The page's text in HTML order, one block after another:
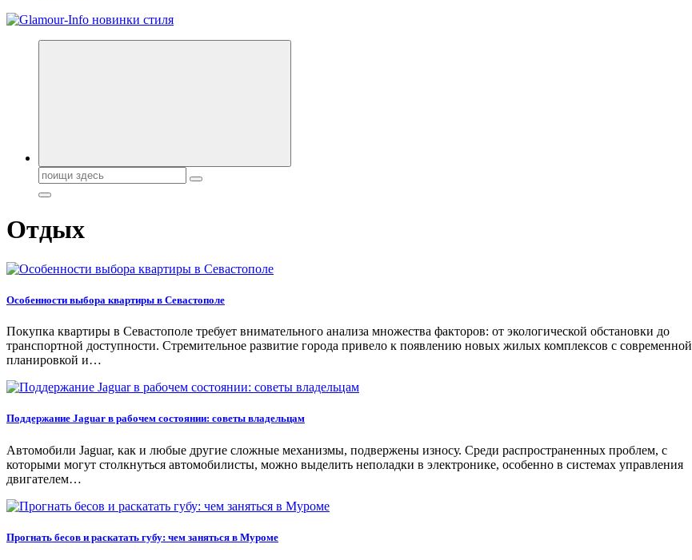
Секреты молодости, красоты и долголетия. Гламурный журнал Всё для женщин
Поиск:
Отдых
Особенности выбора квартиры в Севастополе
Покупка квартиры в Севастополе требует внимательного анализа множества факторов: от экологической обстановки до
транспортной доступности. Стремительное развитие города привело к появлению новых жилых комплексов с современной
планировкой и…
Поддержание Jaguar в рабочем состоянии: советы владельцам
Автомобили Jaguar, как и любые другие сложные механизмы, подвержены износу. Среди распространенных проблем, с
которыми могут столкнуться автомобилисты, можно выделить неполадки в электронике, особенно в системах управления
двигателем…
Прогнать бесов и раскатать губу: чем заняться в Муроме